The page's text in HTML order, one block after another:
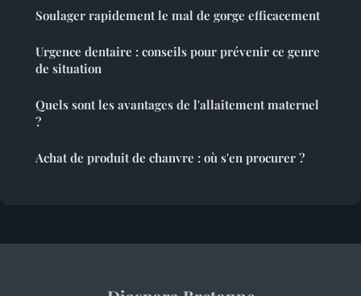
Soulager rapidement le mal de gorge efficacement
Urgence dentaire : conseils pour prévenir ce genre
de situation
Quels sont les avantages de l'allaitement maternel
?
Achat de produit de chanvre : où s'en procurer ?